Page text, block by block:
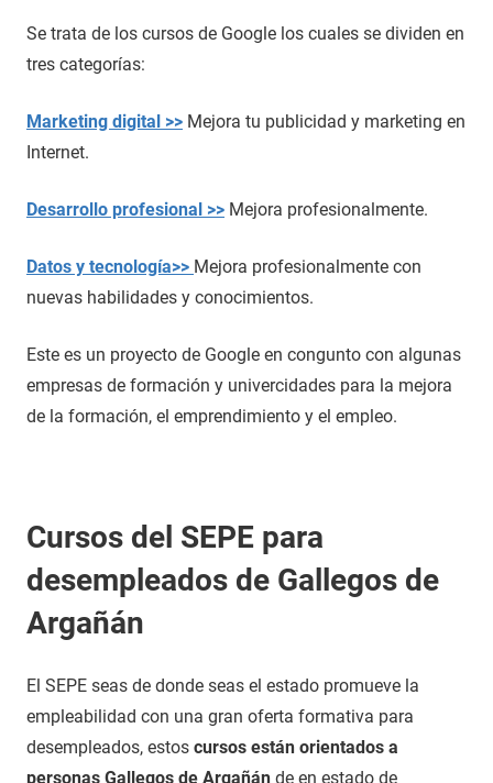
Se trata de los cursos de Google los cuales se dividen en
tres categorías:
Marketing digital >> Mejora tu publicidad y marketing en
Internet.
Desarrollo profesional >> Mejora profesionalmente.
Datos y tecnología>> Mejora profesionalmente con
nuevas habilidades y conocimientos.
Este es un proyecto de Google en congunto con algunas
empresas de formación y univercidades para la mejora
de la formación, el emprendimiento y el empleo.
Cursos del SEPE para
desempleados de Gallegos de
Argañán
El SEPE seas de donde seas el estado promueve la
empleabilidad con una gran oferta formativa para
desempleados, estos cursos están orientados a
personas Gallegos de Argañán de en estado de